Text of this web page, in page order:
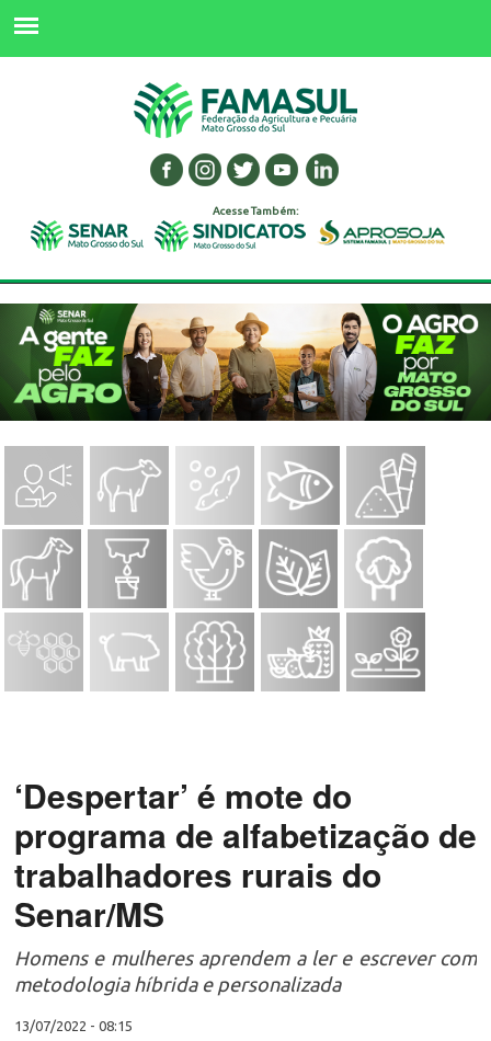
Acesse Também:
‘Despertar’ é mote do
programa de alfabetização de
trabalhadores rurais do
Senar/MS
Homens e mulheres aprendem a ler e escrever com
metodologia híbrida e personalizada
13/07/2022 - 08:15